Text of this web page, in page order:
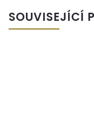
SOUVISEJÍCÍ